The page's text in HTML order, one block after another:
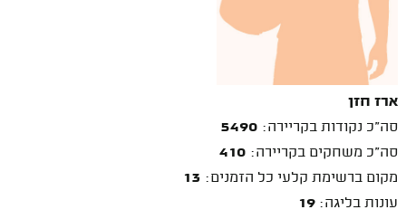
ארז חזן
סה"כ נקודות בקריירה: 5490
סה"כ משחקים בקריירה: 410
מקום ברשימת קלעי כל הזמנים: 13
עונות בליגה: 19